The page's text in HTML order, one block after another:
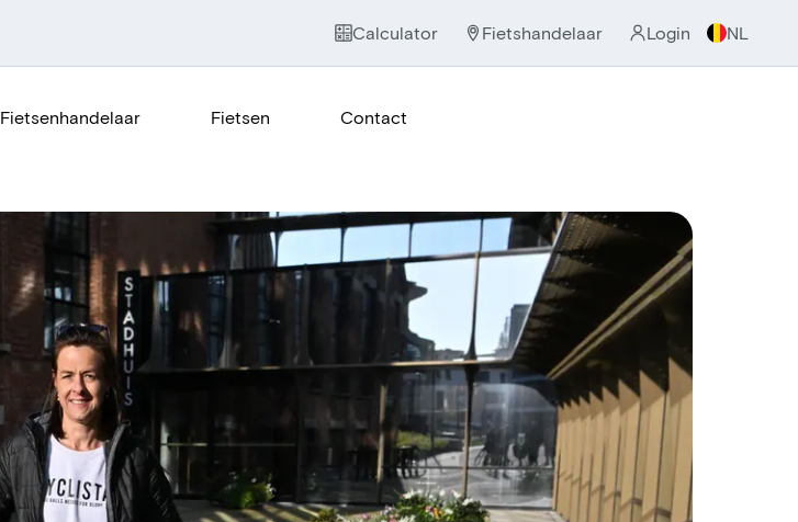
Calculator Fietshandelaar Login NL
Fietsenhandelaar Fietsen Contact